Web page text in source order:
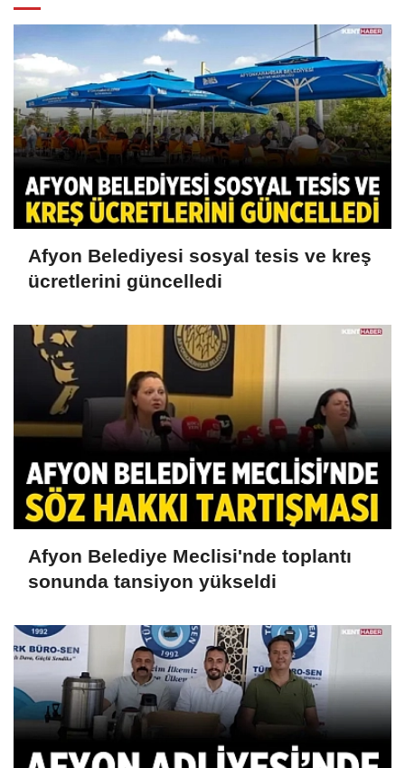
Afyon Belediyesi sosyal tesis ve kreş
ücretlerini güncelledi
Afyon Belediye Meclisi'nde toplantı
sonunda tansiyon yükseldi